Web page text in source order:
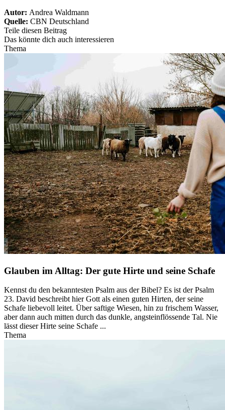
Autor: Andrea Waldmann
Quelle: CBN Deutschland
Teile diesen Beitrag
Das könnte dich auch interessieren
Thema
Glauben im Alltag: Der gute Hirte und seine Schafe
Kennst du den bekanntesten Psalm aus der Bibel? Es ist der Psalm
23. David beschreibt hier Gott als einen guten Hirten, der seine
Schafe liebevoll leitet. Über saftige Wiesen, hin zu frischem Wasser,
aber dann auch mitten durch das dunkle, angsteinflössende Tal. Nie
lässt dieser Hirte seine Schafe ...
Thema